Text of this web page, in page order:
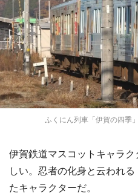
ふくにん列車「伊賀の四季
伊賀鉄道マスコットキャラ
しい。忍者の化身と云われ
たキャラクターだ。